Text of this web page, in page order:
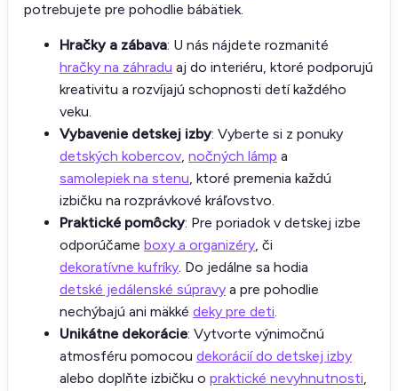
potrebujete pre pohodlie bábätiek.
Hračky a zábava: U nás nájdete rozmanité
hračky na záhradu aj do interiéru, ktoré podporujú
kreativitu a rozvíjajú schopnosti detí každého
veku.
Vybavenie detskej izby: Vyberte si z ponuky
detských kobercov, nočných lámp a
samolepiek na stenu, ktoré premenia každú
izbičku na rozprávkové kráľovstvo.
Praktické pomôcky: Pre poriadok v detskej izbe
odporúčame boxy a organizéry, či
dekoratívne kufríky. Do jedálne sa hodia
detské jedálenské súpravy a pre pohodlie
nechýbajú ani mäkké deky pre deti.
Unikátne dekorácie: Vytvorte výnimočnú
atmosféru pomocou dekorácií do detskej izby
alebo doplňte izbičku o praktické nevyhnutnosti,